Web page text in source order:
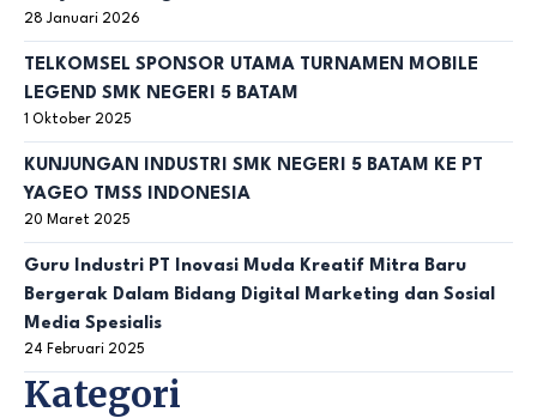
28 Januari 2026
TELKOMSEL SPONSOR UTAMA TURNAMEN MOBILE
LEGEND SMK NEGERI 5 BATAM
1 Oktober 2025
KUNJUNGAN INDUSTRI SMK NEGERI 5 BATAM KE PT
YAGEO TMSS INDONESIA
20 Maret 2025
Guru Industri PT Inovasi Muda Kreatif Mitra Baru
Bergerak Dalam Bidang Digital Marketing dan Sosial
Media Spesialis
24 Februari 2025
Kategori